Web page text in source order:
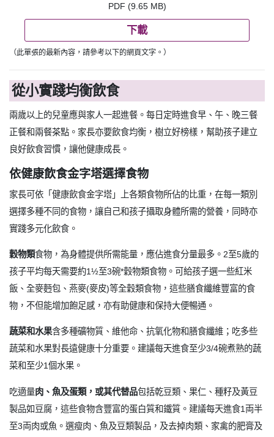
PDF (9.65 MB)
下載
（此單張的最新內容，請參考以下的網頁文字。）
從小實踐均衡飲食
兩歲以上的兒童應與家人一起進餐。每日定時進食早、午、晚三餐
正餐和兩餐茶點。家長亦要飲食均衡，樹立好榜樣，幫助孩子建立
良好飲食習慣，讓他健康成長。
依健康飲食金字塔選擇食物
家長可依「健康飲食金字塔」上各類食物所佔的比重，在每一類別
選擇多種不同的食物，讓自己和孩子攝取身體所需的營養，同時亦
實踐多元化飲食。
穀物類食物，為身體提供所需能量，應佔進食分量最多。2至5歲的
孩子平均每天需要約1½至3碗*穀物類食物。可給孩子選一些紅米
飯、全麥麪包、燕麥(麥皮)等全穀類食物，這些膳食纖維豐富的食
物，不但能增加飽足感，亦有助健康和保持大便暢通。
蔬菜和水果含多種礦物質、維他命、抗氧化物和膳食纖維；吃多些
蔬菜和水果對長遠健康十分重要。建議每天進食至少3/4碗煮熟的蔬
菜和至少1個水果。
吃適量肉、魚及蛋類，或其代替品包括乾豆類、果仁、種籽及黃豆
製品如豆腐，這些食物含豐富的蛋白質和鐵質。建議每天進食1両半
至3両肉或魚。選瘦肉、魚及豆類製品，及去掉肉類、家禽的肥膏及